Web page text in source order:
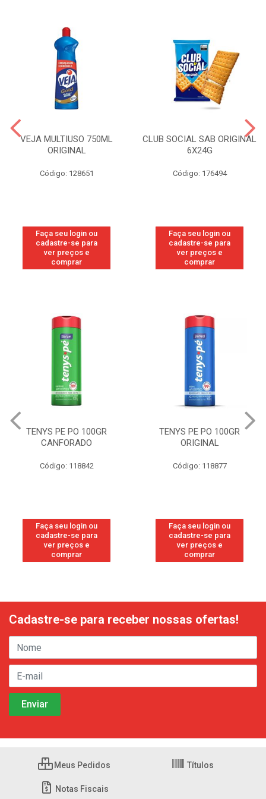
VEJA MULTIUSO 750ML
ORIGINAL
Código: 128651
Faça seu login ou
cadastre-se para
ver preços e
comprar
CLUB SOCIAL SAB ORIGINAL
6X24G
Código: 176494
Faça seu login ou
cadastre-se para
ver preços e
comprar
TENYS PE PO 100GR
CANFORADO
Código: 118842
Faça seu login ou
cadastre-se para
ver preços e
comprar
TENYS PE PO 100GR
ORIGINAL
Código: 118877
Faça seu login ou
cadastre-se para
ver preços e
comprar
Cadastre-se para receber nossas ofertas!
Meus Pedidos Títulos
Notas Fiscais